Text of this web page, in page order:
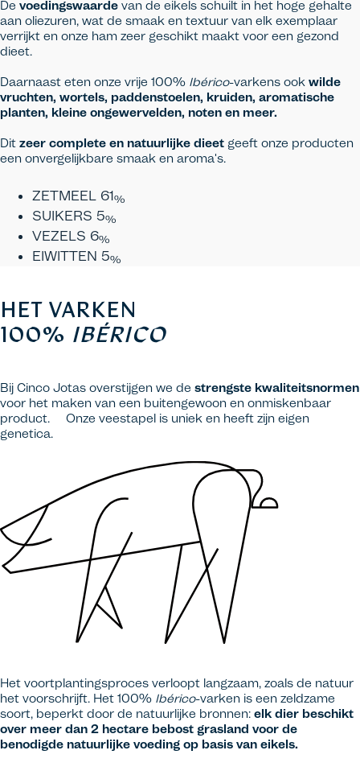
De voedingswaarde van de eikels schuilt in het hoge gehalte
aan oliezuren, wat de smaak en textuur van elk exemplaar
verrijkt en onze ham zeer geschikt maakt voor een gezond
dieet.
Daarnaast eten onze vrije 100% Ibérico-varkens ook wilde
vruchten, wortels, paddenstoelen, kruiden, aromatische
planten, kleine ongewervelden, noten en meer.
Dit zeer complete en natuurlijke dieet geeft onze producten
een onvergelijkbare smaak en aroma's.
ZETMEEL 61%
SUIKERS 5%
VEZELS 6%
EIWITTEN 5%
HET VARKEN
100% IBÉRICO
Bij Cinco Jotas overstijgen we de strengste kwaliteitsnormen
voor het maken van een buitengewoon en onmiskenbaar
product. Onze veestapel is uniek en heeft zijn eigen
genetica.
Het voortplantingsproces verloopt langzaam, zoals de natuur
het voorschrijft. Het 100% Ibérico-varken is een zeldzame
soort, beperkt door de natuurlijke bronnen: elk dier beschikt
over meer dan 2 hectare bebost grasland voor de
benodigde natuurlijke voeding op basis van eikels.